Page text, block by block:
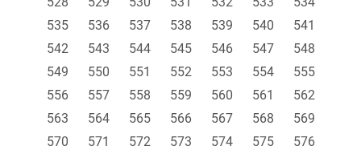
535
536 537 538 539 540
541
542
543 544 545 546 547
548
549
550 551 552 553 554
555
556
557 558 559 560 561
562
563
564 565 566 567 568
569
570
571 572 573 574 575
576